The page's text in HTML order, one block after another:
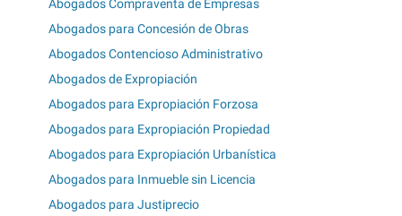
Abogados Compraventa de Empresas
Abogados para Concesión de Obras
Abogados Contencioso Administrativo
Abogados de Expropiación
Abogados para Expropiación Forzosa
Abogados para Expropiación Propiedad
Abogados para Expropiación Urbanística
Abogados para Inmueble sin Licencia
Abogados para Justiprecio